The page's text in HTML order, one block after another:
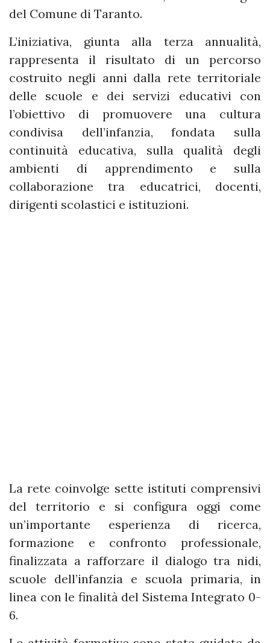
del Comune di Taranto.
L’iniziativa, giunta alla terza annualità,
rappresenta il risultato di un percorso
costruito negli anni dalla rete territoriale
delle scuole e dei servizi educativi con
l’obiettivo di promuovere una cultura
condivisa dell’infanzia, fondata sulla
continuità educativa, sulla qualità degli
ambienti di apprendimento e sulla
collaborazione tra educatrici, docenti,
dirigenti scolastici e istituzioni.
La rete coinvolge sette istituti comprensivi
del territorio e si configura oggi come
un’importante esperienza di ricerca,
formazione e confronto professionale,
finalizzata a rafforzare il dialogo tra nidi,
scuole dell’infanzia e scuola primaria, in
linea con le finalità del Sistema Integrato 0-
6.